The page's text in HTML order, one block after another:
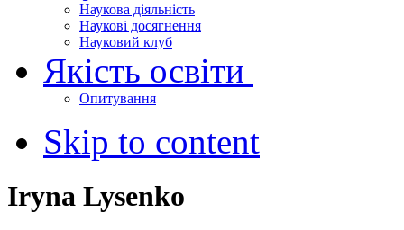
Наукова діяльність
Наукові досягнення
Науковий клуб
Якість освіти
Опитування
Skip to content
Iryna Lysenko